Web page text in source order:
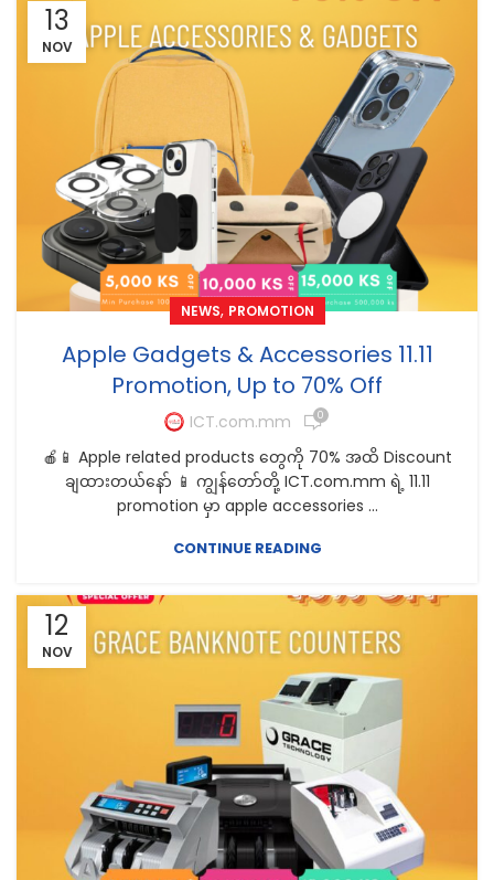
13
NOV
NEWS, PROMOTION
Apple Gadgets & Accessories 11.11
Promotion, Up to 70% Off
ICT.com.mm 0
🍎📱 Apple related products တွေကို 70% အထိ Discount
ချထားတယ်နော် 📱 ကျွန်တော်တို့ ICT.com.mm ရဲ့ 11.11
promotion မှာ apple accessories ...
CONTINUE READING
12
NOV